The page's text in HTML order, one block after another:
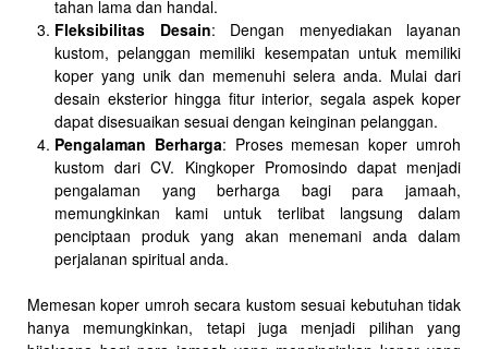
tahan lama dan handal.
Fleksibilitas Desain: Dengan menyediakan layanan
kustom, pelanggan memiliki kesempatan untuk memiliki
koper yang unik dan memenuhi selera anda. Mulai dari
desain eksterior hingga fitur interior, segala aspek koper
dapat disesuaikan sesuai dengan keinginan pelanggan.
Pengalaman Berharga: Proses memesan koper umroh
kustom dari CV. Kingkoper Promosindo dapat menjadi
pengalaman yang berharga bagi para jamaah,
memungkinkan kami untuk terlibat langsung dalam
penciptaan produk yang akan menemani anda dalam
perjalanan spiritual anda.
Memesan koper umroh secara kustom sesuai kebutuhan tidak
hanya memungkinkan, tetapi juga menjadi pilihan yang